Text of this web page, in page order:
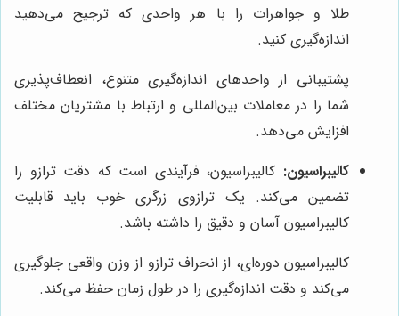
طلا و جواهرات را با هر واحدی که ترجیح می‌دهید
اندازه‌گیری کنید.
پشتیبانی از واحدهای اندازه‌گیری متنوع، انعطاف‌پذیری
شما را در معاملات بین‌المللی و ارتباط با مشتریان مختلف
افزایش می‌دهد.
کالیبراسیون: کالیبراسیون، فرآیندی است که دقت ترازو را
تضمین می‌کند. یک ترازوی زرگری خوب باید قابلیت
کالیبراسیون آسان و دقیق را داشته باشد.
کالیبراسیون دوره‌ای، از انحراف ترازو از وزن واقعی جلوگیری
می‌کند و دقت اندازه‌گیری را در طول زمان حفظ می‌کند.